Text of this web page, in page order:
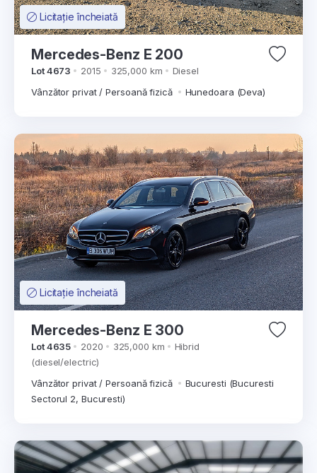
Licitație încheiată
Mercedes-Benz E 200
Lot 4673 2015 325,000 km
Diesel
Vânzător privat / Persoană fizică
Hunedoara (Deva)
Licitație încheiată
Mercedes-Benz E 300
Lot 4635 2020 325,000 km
Hibrid
(diesel/electric)
Vânzător privat / Persoană fizică
Bucuresti (Bucuresti
Sectorul 2, Bucuresti)